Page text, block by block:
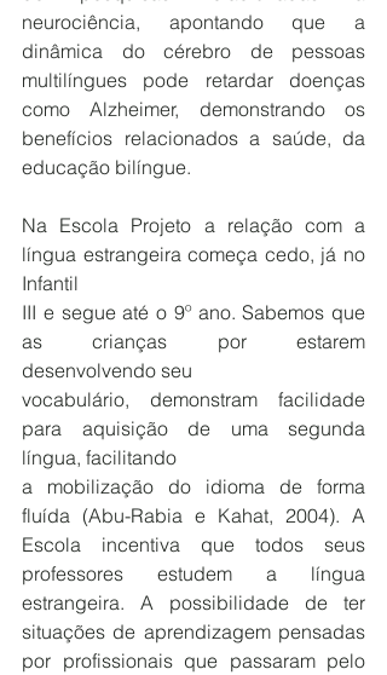
neurociência, apontando que a
dinâmica do cérebro de pessoas
multilíngues pode retardar doenças
como Alzheimer, demonstrando os
benefícios relacionados a saúde, da
educação bilíngue.
Na Escola Projeto a relação com a
língua estrangeira começa cedo, já no
Infantil
III e segue até o 9º ano. Sabemos que
as crianças por estarem
desenvolvendo seu
vocabulário, demonstram facilidade
para aquisição de uma segunda
língua, facilitando
a mobilização do idioma de forma
fluída (Abu-Rabia e Kahat, 2004). A
Escola incentiva que todos seus
professores estudem a língua
estrangeira. A possibilidade de ter
situações de aprendizagem pensadas
por profissionais que passaram pelo